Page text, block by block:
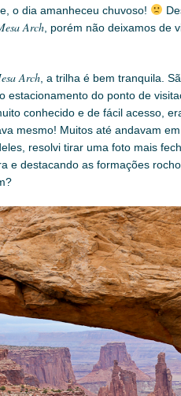
o dia amanheceu chuvoso!
Arch , porém não deixamos de
Arch , a trilha é bem tranquila.
estacionamento do ponto de
conhecido e de fácil acesso,
mesmo! Muitos até andavam
resolvi tirar uma foto mais
e destacando as formações